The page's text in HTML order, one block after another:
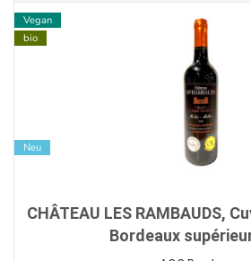
Vegan
bio
Neu
CHÂTEAU LES RAMBAUDS,
Bordeaux